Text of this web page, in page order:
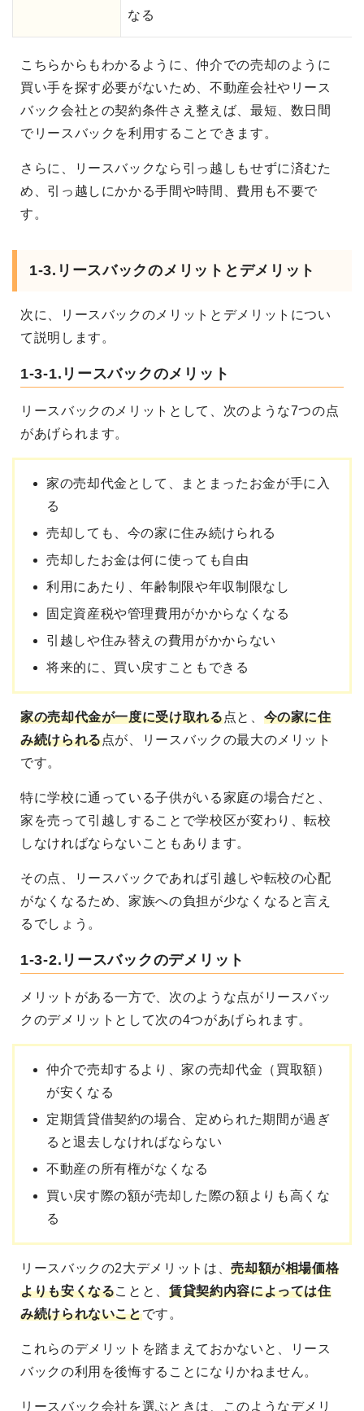
なる
こちらからもわかるように、仲介での売却のように
買い手を探す必要がないため、不動産会社やリース
バック会社との契約条件さえ整えば、最短、数日間
でリースバックを利用することできます。
さらに、リースバックなら引っ越しもせずに済むた
め、引っ越しにかかる手間や時間、費用も不要で
す。
1-3.リースバックのメリットとデメリット
次に、リースバックのメリットとデメリットについ
て説明します。
1-3-1.リースバックのメリット
リースバックのメリットとして、次のような7つの点
があげられます。
家の売却代金として、まとまったお金が手に入
る
売却しても、今の家に住み続けられる
売却したお金は何に使っても自由
利用にあたり、年齢制限や年収制限なし
固定資産税や管理費用がかからなくなる
引越しや住み替えの費用がかからない
将来的に、買い戻すこともできる
家の売却代金が一度に受け取れる点と、 今の家に住
み続けられる点が、リースバックの最大のメリット
です。
特に学校に通っている子供がいる家庭の場合だと、
家を売って引越しすることで学校区が変わり、転校
しなければならないこともあります。
その点、リースバックであれば引越しや転校の心配
がなくなるため、家族への負担が少なくなると言え
るでしょう。
1-3-2.リースバックのデメリット
メリットがある一方で、次のような点がリースバッ
クのデメリットとして次の4つがあげられます。
仲介で売却するより、家の売却代金（買取額）
が安くなる
定期賃貸借契約の場合、定められた期間が過ぎ
ると退去しなければならない
不動産の所有権がなくなる
買い戻す際の額が売却した際の額よりも高くな
る
リースバックの2大デメリットは、売却額が相場価格
よりも安くなることと、賃貸契約内容によっては住
み続けられないことです。
これらのデメリットを踏まえておかないと、リース
バックの利用を後悔することになりかねません。
リースバック会社を選ぶときは、このようなデメリ